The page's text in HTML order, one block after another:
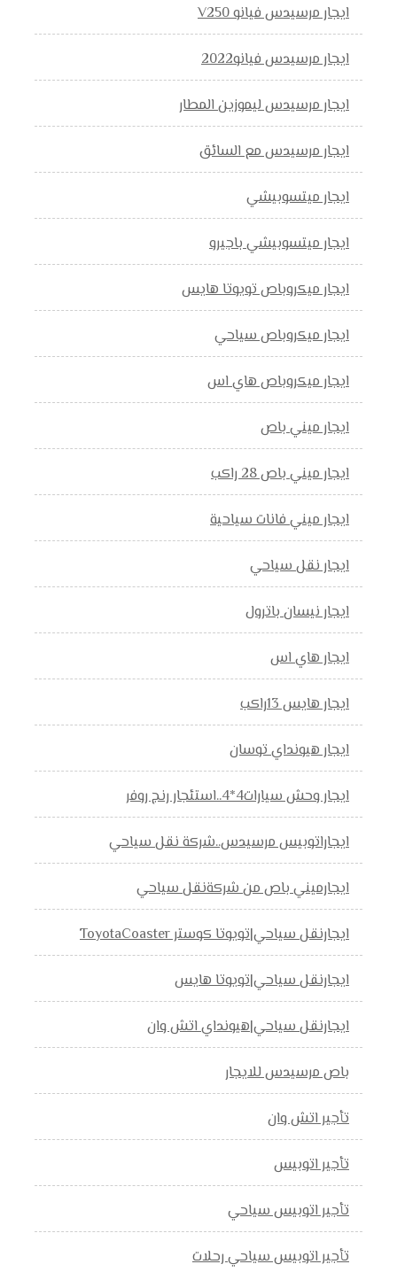
ايجار مرسيدس فيانو V250
ايجار مرسيدس فيانو2022
ايجار مرسيدس ليموزين المطار
ايجار مرسيدس مع السائق
ايجار ميتسوبيشي
ايجار ميتسوبيشي باجيرو
ايجار ميكروباص تويوتا هايس
ايجار ميكروباص سياحي
ايجار ميكروباص هاي اس
ايجار ميني باص
ايجار ميني باص 28 راكب
ايجار ميني فانات سياحية
ايجار نقل سياحي
ايجار نيسان باترول
ايجار هاي اس
ايجار هايس 13راكب
ايجار هيونداي توسان
ايجار وحش سيارات4*4..استئجار رنج روفر
ايجاراتوبيس مرسيدس..شركة نقل سياحي
ايجارميني باص من شركةنقل سياحي
ايجارنقل سياحي|تويوتا كوستر ToyotaCoaster
ايجارنقل سياحي|تويوتا هايس
ايجارنقل سياحي|هيونداي اتش وان
باص مرسيدس للايجار
تأجير اتش وان
تأجير اتوبيس
تأجير اتوبيس سياحي
تأجير اتوبيس سياحي رحلات